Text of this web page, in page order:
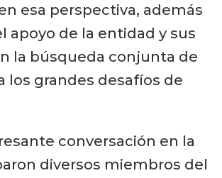
esa perspectiva, además
apoyo de la entidad y sus
la búsqueda conjunta de
los grandes desafíos de
conversación en la
diversos miembros del